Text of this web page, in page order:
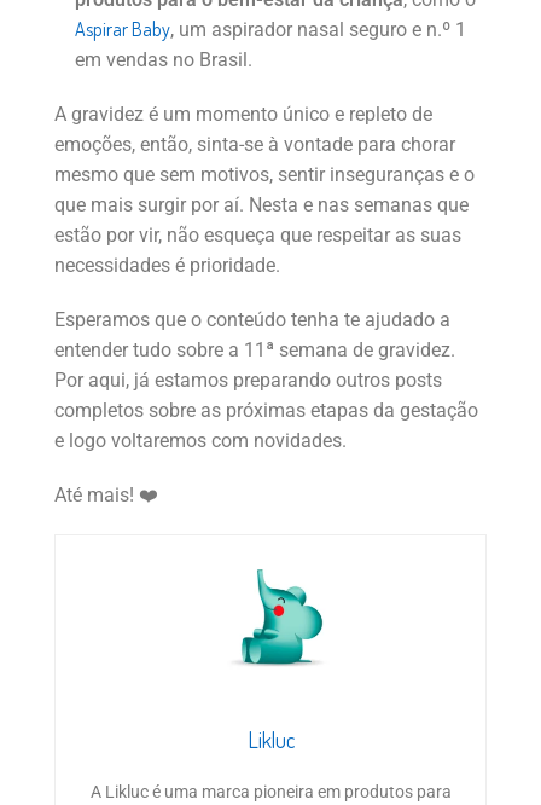
Aspirar Baby, um aspirador nasal seguro e n.º 1
em vendas no Brasil.
A gravidez é um momento único e repleto de
emoções, então, sinta-se à vontade para chorar
mesmo que sem motivos, sentir inseguranças e o
que mais surgir por aí. Nesta e nas semanas que
estão por vir, não esqueça que respeitar as suas
necessidades é prioridade.
Esperamos que o conteúdo tenha te ajudado a
entender tudo sobre a 11ª semana de gravidez.
Por aqui, já estamos preparando outros posts
completos sobre as próximas etapas da gestação
e logo voltaremos com novidades.
Até mais! ❤️
Likluc
A Likluc é uma marca pioneira em produtos para